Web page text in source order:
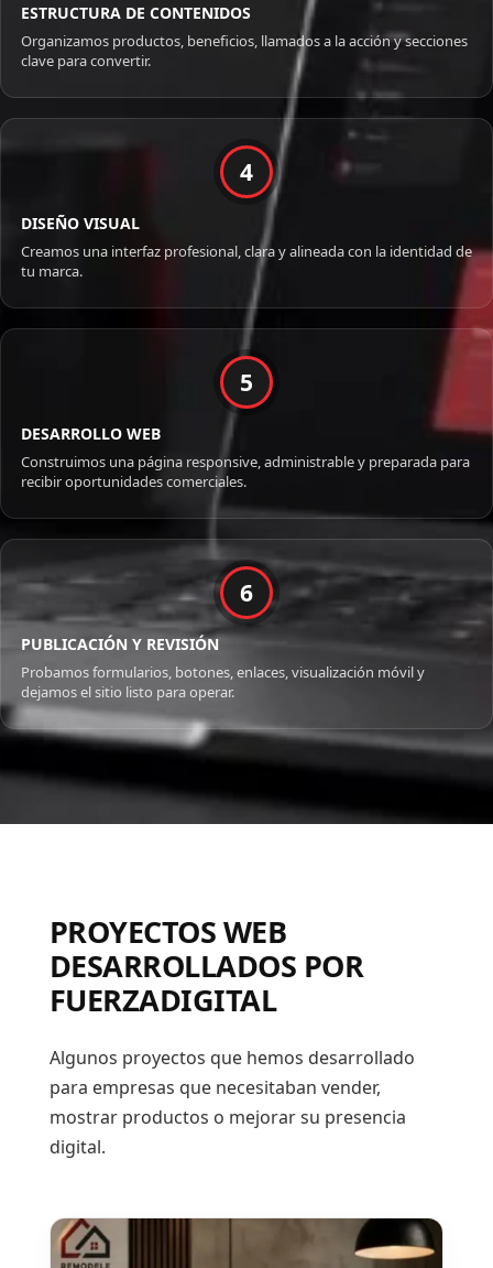
ESTRUCTURA DE CONTENIDOS
Organizamos productos, beneficios, llamados a la acción y secciones
clave para convertir.
4
DISEÑO VISUAL
Creamos una interfaz profesional, clara y alineada con la identidad de
tu marca.
5
DESARROLLO WEB
Construimos una página responsive, administrable y preparada para
recibir oportunidades comerciales.
6
PUBLICACIÓN Y REVISIÓN
Probamos formularios, botones, enlaces, visualización móvil y
dejamos el sitio listo para operar.
PROYECTOS WEB
DESARROLLADOS POR
FUERZADIGITAL
Algunos proyectos que hemos desarrollado
para empresas que necesitaban vender,
mostrar productos o mejorar su presencia
digital.